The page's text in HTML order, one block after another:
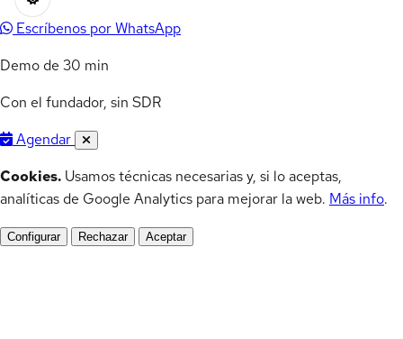
Escríbenos por WhatsApp
Demo de 30 min
Con el fundador, sin SDR
Agendar
Cookies. Usamos técnicas necesarias y, si lo aceptas,
analíticas de Google Analytics para mejorar la web. Más info.
Configurar Rechazar Aceptar